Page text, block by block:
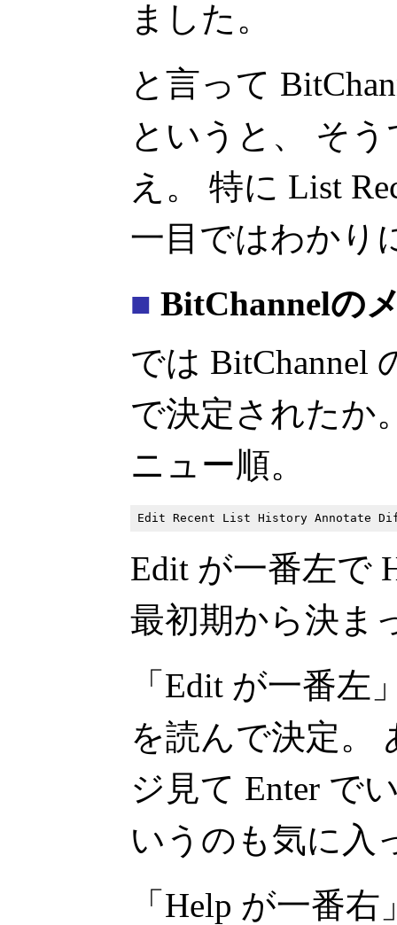
ました。
と言って
というと、 そ
え。 特に List
一目ではわかり
■ BitChannelの
では BitChannel
で決定されたか
ニュー順。
Edit が一番左で
最初期から決ま
「Edit が一番左
を読んで決定。
ジ見て Enter で
いうのも気に入
「Help が一番